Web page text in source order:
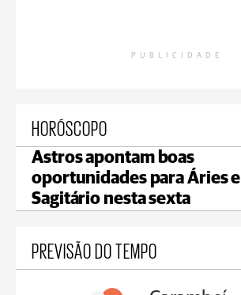
PUBLICIDADE
HORÓSCOPO
Astros apontam boas
oportunidades para Áries e
Sagitário nesta sexta
PREVISÃO DO TEMPO